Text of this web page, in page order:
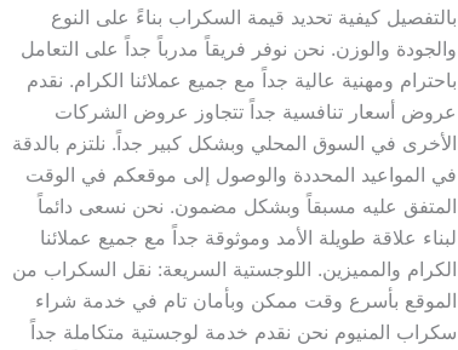
بالتفصيل كيفية تحديد قيمة السكراب بناءً على النوع
والجودة والوزن. نحن نوفر فريقاً مدرباً جداً على التعامل
باحترام ومهنية عالية جداً مع جميع عملائنا الكرام. نقدم
عروض أسعار تنافسية جداً تتجاوز عروض الشركات
الأخرى في السوق المحلي وبشكل كبير جداً. نلتزم بالدقة
في المواعيد المحددة والوصول إلى موقعكم في الوقت
المتفق عليه مسبقاً وبشكل مضمون. نحن نسعى دائماً
لبناء علاقة طويلة الأمد وموثوقة جداً مع جميع عملائنا
الكرام والمميزين. اللوجستية السريعة: نقل السكراب من
الموقع بأسرع وقت ممكن وبأمان تام في خدمة شراء
سكراب المنيوم نحن نقدم خدمة لوجستية متكاملة جداً